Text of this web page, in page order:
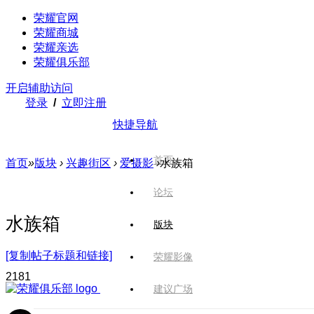
荣耀官网
荣耀商城
荣耀亲选
荣耀俱乐部
开启辅助访问
登录 / 立即注册
快捷导航
首页
论坛
版块
荣耀影像
建议广场
首页»版块 › 兴趣街区 › 爱摄影 ›水族箱
水族箱
[复制帖子标题和链接]
2181